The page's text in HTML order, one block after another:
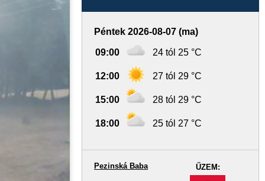
Péntek 2026-08-07 (ma)
09:00 24 tól 25 °C
12:00 27 tól 29 °C
15:00 28 tól 29 °C
18:00 25 tól 27 °C
ŰZEM:
Pezinská Baba